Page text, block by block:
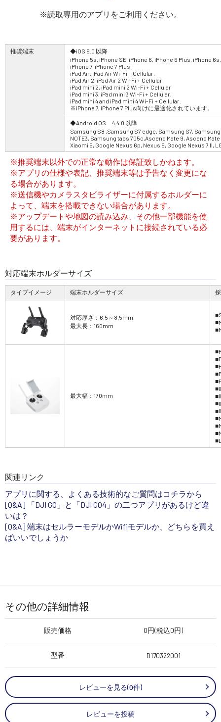
※読取専用のアプリをご利用ください。
推奨端末
◆iOS 9.0 以降
iPhone 5s, iPhone SE, iPhone 6, iPhone 6 Plus, iPhone
iPhone 7, iPhone 7 Plus,
iPad Air, iPad Air Wi-Fi + Cellular,
iPad Air 2, iPad Air 2 Wi-Fi + Cellular,
iPad mini 2, iPad mini 2 Wi-Fi + Cellular
iPad mini 3, iPad mini 3 Wi-Fi + Cellular,
iPad mini 4 and iPad mini 4 Wi-Fi + Cellular.
※iPhone 7, iPhone 7 Plus向けに最適化されています。
◆Android OS 4.4.0 以降
Samsung S8 ,Samsung S7 edge, Samsung S7,
NOTE3, Samsung tabs 705c,Ascend Mate 9, Ascend Mate
Xiaomi 5, Google Nexus 6p, Nexus 9, Google Nexus 7 II,
※推奨端末以外での正常な動作は保証致しかねます。
※アプリの仕様や表記、推奨端末等は予告なく変更にな
る場合があります。
※送信機やカメラスタビライザーに付属するホルダーに
よって、端末を搭載できない場合があります。
※アップデートや地図の読み込み、その他一部機能を使
用するには、端末がインターネットに接続されている必
要があります。
対応端末ホルダーサイズ
タイプイメージ 端末ホルダーサイズ
対応厚さ：6.5～8.5mm
最大長：160mm
最大幅：170mm
関連リンク
アプリに関する、よくある技術的なご質問はコチラから
[Q&A] 「DJI GO」と「DJI GO4」の二つアプリがあるけど違
いは？
[Q&A] 端末はセルラーモデルかWifiモデルか、どちらを買え
ばいいでしょうか
その他の詳細情報
販売価格 0円(税込0円)
型番 D170322001
レビューを見る(0件)
レビューを投稿